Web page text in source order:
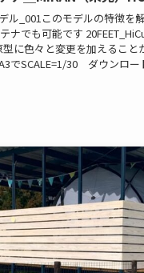
ル_001このモデルの特徴を
ナでも可能です
型に色々と変更を加えること
でSCALE=1/30 ダウンロー